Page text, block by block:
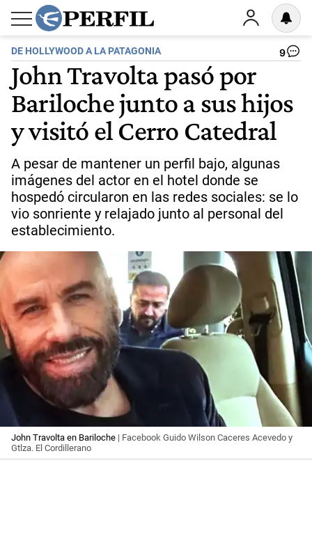
DE HOLLYWOOD A LA PATAGONIA 9
John Travolta pasó por
Bariloche junto a sus hijos
y visitó el Cerro Catedral
A pesar de mantener un perfil bajo, algunas
imágenes del actor en el hotel donde se
hospedó circularon en las redes sociales: se lo
vio sonriente y relajado junto al personal del
establecimiento.
John Travolta en Bariloche | Facebook Guido Wilson Caceres Acevedo y
Gtlza. El Cordillerano